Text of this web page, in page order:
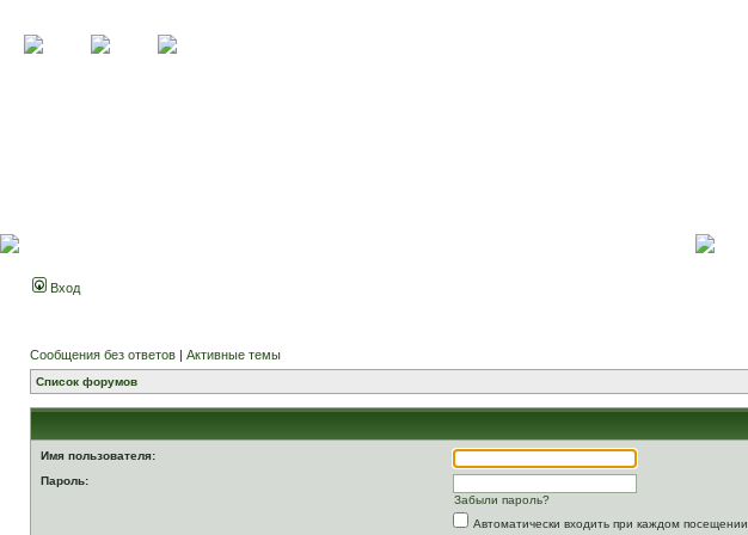
Вход
Сообщения без ответов | Активные темы
Список форумов
Имя пользователя:
Пароль:
Забыли пароль?
Автоматически входить при каждом посещении